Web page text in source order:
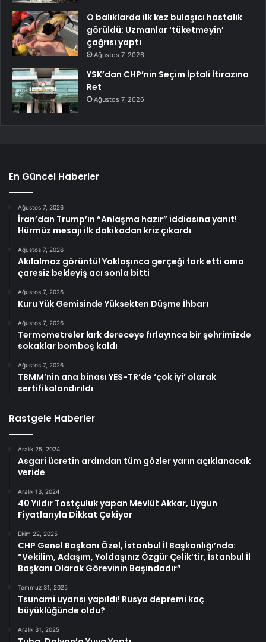
O balıklarda ilk kez bulaşıcı hastalık
görüldü: Uzmanlar ‘tüketmeyin’
çağrısı yaptı
Ağustos 7, 2026
YSK’dan CHP’nin Seçim İptali İtirazına
Ret
Ağustos 7, 2026
En Güncel Haberler
Ağustos 7, 2026
İran’dan Trump’ın “Anlaşma hazır” iddiasına yanıt!
Hürmüz mesajı ilk dakikadan kriz çıkardı
Ağustos 7, 2026
Akılalmaz görüntü! Yaklaşınca gerçeği fark etti ama
çaresiz bekleyiş acı sonla bitti
Ağustos 7, 2026
Kuru Yük Gemisinde Yüksekten Düşme İhbarı
Ağustos 7, 2026
Termometreler kırk dereceye fırlayınca bir şehrimizde
sokaklar bomboş kaldı
Ağustos 7, 2026
TBMM’nin ana binası YES-TR’de ‘çok iyi’ olarak
sertifikalandırıldı
Rastgele Haberler
Aralık 25, 2024
Asgari ücretin ardından tüm gözler yarın açıklanacak
veride
Aralık 13, 2024
40 Yıldır Tostçuluk yapan Mevlüt Akkar, Uygun
Fiyatlarıyla Dikkat Çekiyor
Ekim 22, 2025
CHP Genel Başkanı Özel, İstanbul İl Başkanlığı’nda:
“Vekilim, Adaşım, Yoldaşınız Özgür Çelik’tir, İstanbul İl
Başkanı Olarak Görevinin Başındadır”
Temmuz 31, 2025
Tsunami uyarısı yapıldı! Rusya depremi kaç
büyüklüğünde oldu?
Aralık 31, 2025